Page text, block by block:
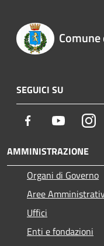
SEGUICI SU
Facebook Youtube
AMMINISTRAZIONE
Organi di Governo
Aree
Uffici
Enti e fondazioni